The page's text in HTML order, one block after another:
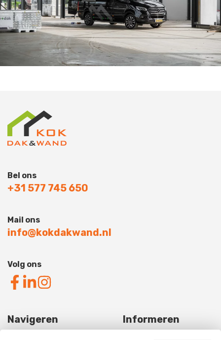
Bel ons
+31 577 745 650
Mail ons
info@kokdakwand.nl
Volg ons
Navigeren Informeren